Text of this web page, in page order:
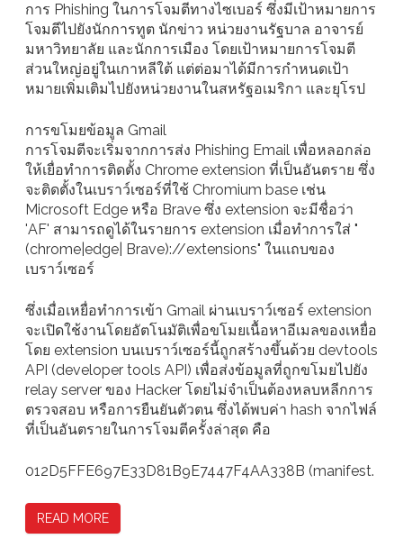
การ Phishing ในการโจมตีทางไซเบอร์ ซึ่งมีเป้าหมายการ
โจมตีไปยังนักการทูต นักข่าว หน่วยงานรัฐบาล อาจารย์
มหาวิทยาลัย และนักการเมือง โดยเป้าหมายการโจมตี
ส่วนใหญ่อยู่ในเกาหลีใต้ แต่ต่อมาได้มีการกำหนดเป้า
หมายเพิ่มเติมไปยังหน่วยงานในสหรัฐอเมริกา และยุโรป
การขโมยข้อมูล Gmail
การโจมตีจะเริ่มจากการส่ง Phishing Email เพื่อหลอกล่อ
ให้เยื่อทำการติดตั้ง Chrome extension ที่เป็นอันตราย ซึ่ง
จะติดตั้งในเบราว์เซอร์ที่ใช้ Chromium base เช่น
Microsoft Edge หรือ Brave ซึ่ง extension จะมีชื่อว่า
'AF' สามารถดูได้ในรายการ extension เมื่อทำการใส่ "
(chrome|edge| Brave)://extensions" ในแถบของ
เบราว์เซอร์
ซึ่งเมื่อเหยื่อทำการเข้า Gmail ผ่านเบราว์เซอร์ extension
จะเปิดใช้งานโดยอัตโนมัติเพื่อขโมยเนื้อหาอีเมลของเหยื่อ
โดย extension บนเบราว์เซอร์นี้ถูกสร้างขึ้นด้วย devtools
API (developer tools API) เพื่อส่งข้อมูลที่ถูกขโมยไปยัง
relay server ของ Hacker โดยไม่จำเป็นต้องหลบหลีกการ
ตรวจสอบ หรือการยืนยันตัวตน ซึ่งได้พบค่า hash จากไฟล์
ที่เป็นอันตรายในการโจมตีครั้งล่าสุด คือ
012D5FFE697E33D81B9E7447F4AA338B (manifest.
READ MORE